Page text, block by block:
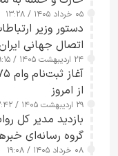
۰۵ خرداد ۱۴۰۵ / ۱۳:۲۸
دستور وزیر
اتصال جهانی
کامل مردم تا ۲۴ ساعت آینده
۲۴ اردیبهشت ۱۴۰۵ / ۰۹:۱۵
از امروز
۲۹ اردیبهشت ۱۴۰۵ / ۱۳:۴۲
بازدید مدیر کل
گروه رسانه‌ای
رسانه‌های
۰۸ خرداد ۱۴۰۵ / ۱۹:۰۸